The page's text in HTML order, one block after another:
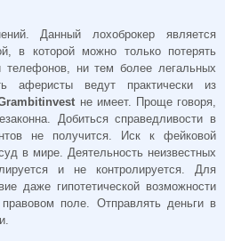
Данный лохоброкер
является
в которой можно только потерять
ни тем более легальных
аферисты ведут практически из
не имеет. Проще говоря,
Добиться справедливости в
не получится. Иск к фейковой
в мире. Деятельность неизвестных
и не контролируется. Для
даже гипотетической возможности
поле. Отправлять деньги в